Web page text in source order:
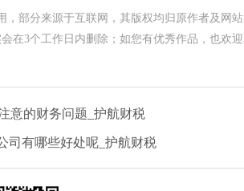
部分来源于互联网，其版权均归原作者及网
在3个工作日内删除；如您有优秀作品，也欢
意的财务问题_护航财税
司有哪些好处呢_护航财税